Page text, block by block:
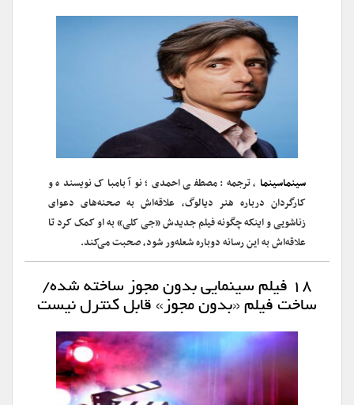
سینماسینما ، ترجمه: مصطفی احمدی؛ نوآ بامباک نویسنده و
کارگردان درباره هنر دیالوگ، علاقه‌اش به صحنه‌های دعوای
زناشویی و اینکه چگونه فیلم جدیدش «جی کلی» به او کمک کرد تا
علاقه‌اش به این رسانه دوباره شعله‌ور شود، صحبت می‌کند.
۱۸ فیلم سینمایی بدون مجوز ساخته شده/
ساخت فیلم «بدون مجوز» قابل کنترل نیست